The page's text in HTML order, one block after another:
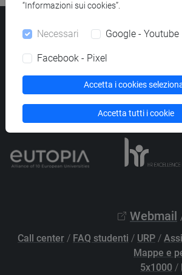
Università Ca’ Foscari
Dorsoduro 3246, 30123 Venezia
PECprotocollo@pec.unive.it
Privacy/Cookies/Credits e note legali
Elenco siti tematici
Webmail
Call center / FAQ studenti / URP /
Mappe e
5x1000 /
“Informazioni sui cookies”.
Necessari Google - Youtube
Facebook - Pixel
Accetta i cookies
Accetta tutti i cookie